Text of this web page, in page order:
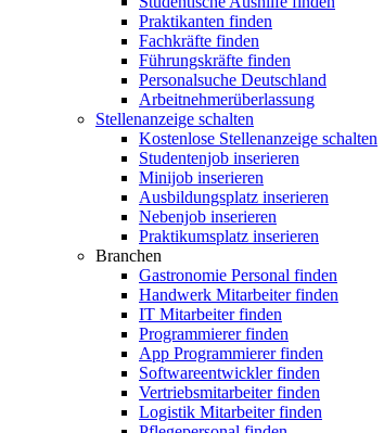
Praktikanten finden
Fachkräfte finden
Führungskräfte finden
Personalsuche Deutschland
Arbeitnehmerüberlassung
Stellenanzeige schalten
Kostenlose Stellenanzeige schalten
Studentenjob inserieren
Minijob inserieren
Ausbildungsplatz inserieren
Nebenjob inserieren
Praktikumsplatz inserieren
Branchen
Gastronomie Personal finden
Handwerk Mitarbeiter finden
IT Mitarbeiter finden
Programmierer finden
App Programmierer finden
Softwareentwickler finden
Vertriebsmitarbeiter finden
Logistik Mitarbeiter finden